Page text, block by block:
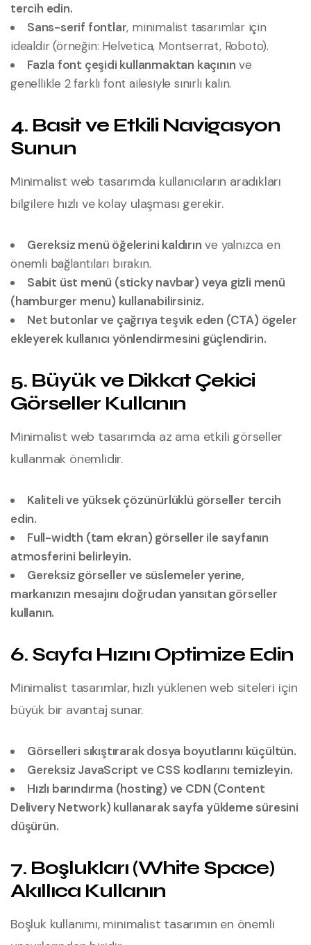
tercih edin.
Sans-serif fontlar, minimalist tasarımlar için
idealdir (örneğin: Helvetica, Montserrat, Roboto).
Fazla font çeşidi kullanmaktan kaçının ve
genellikle 2 farklı font ailesiyle sınırlı kalın.
4. Basit ve Etkili Navigasyon
Sunun
Minimalist web tasarımda kullanıcıların aradıkları
bilgilere hızlı ve kolay ulaşması gerekir.
Gereksiz menü öğelerini kaldırın ve yalnızca en
önemli bağlantıları bırakın.
Sabit üst menü (sticky navbar) veya gizli menü
(hamburger menu) kullanabilirsiniz.
Net butonlar ve çağrıya teşvik eden (CTA) ögeler
ekleyerek kullanıcı yönlendirmesini güçlendirin.
5. Büyük ve Dikkat Çekici
Görseller Kullanın
Minimalist web tasarımda az ama etkili görseller
kullanmak önemlidir.
Kaliteli ve yüksek çözünürlüklü görseller tercih
edin.
Full-width (tam ekran) görseller ile sayfanın
atmosferini belirleyin.
Gereksiz görseller ve süslemeler yerine,
markanızın mesajını doğrudan yansıtan görseller
kullanın.
6. Sayfa Hızını Optimize Edin
Minimalist tasarımlar, hızlı yüklenen web siteleri için
büyük bir avantaj sunar.
Görselleri sıkıştırarak dosya boyutlarını küçültün.
Gereksiz JavaScript ve CSS kodlarını temizleyin.
Hızlı barındırma (hosting) ve CDN (Content
Delivery Network) kullanarak sayfa yükleme süresini
düşürün.
7. Boşlukları (White Space)
Akıllıca Kullanın
Boşluk kullanımı, minimalist tasarımın en önemli